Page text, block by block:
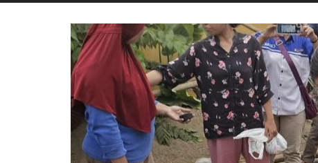
netral